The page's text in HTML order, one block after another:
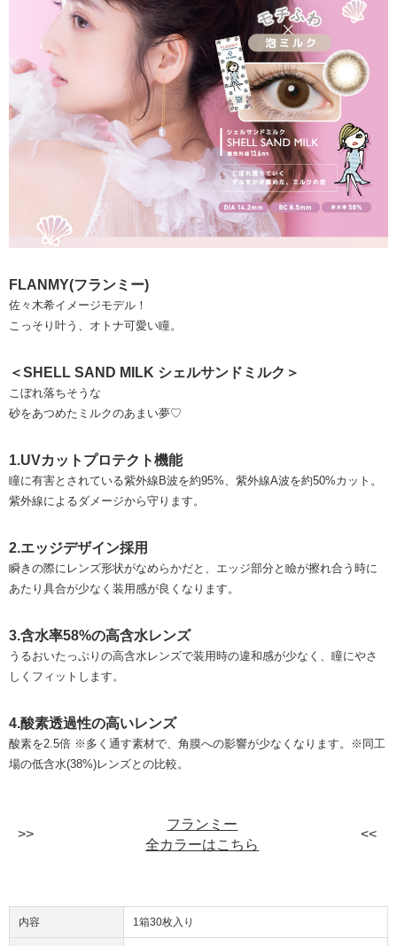
FLANMY(フランミー)
佐々木希イメージモデル！
こっそり叶う、オトナ可愛い瞳。
＜SHELL SAND MILK シェルサンドミルク＞
こぼれ落ちそうな
砂をあつめたミルクのあまい夢♡
1.UVカットプロテクト機能
瞳に有害とされている紫外線B波を約95%、紫外線A波を約50%カット。
紫外線によるダメージから守ります。
2.エッジデザイン採用
瞬きの際にレンズ形状がなめらかだと、エッジ部分と瞼が擦れ合う時に
あたり具合が少なく装用感が良くなります。
3.含水率58%の高含水レンズ
うるおいたっぷりの高含水レンズで装用時の違和感が少なく、瞳にやさ
しくフィットします。
4.酸素透過性の高いレンズ
酸素を2.5倍 ※多く通す素材で、角膜への影響が少なくなります。※同工
場の低含水(38%)レンズとの比較。
フランミー
全カラーはこちら
内容 1箱30枚入り